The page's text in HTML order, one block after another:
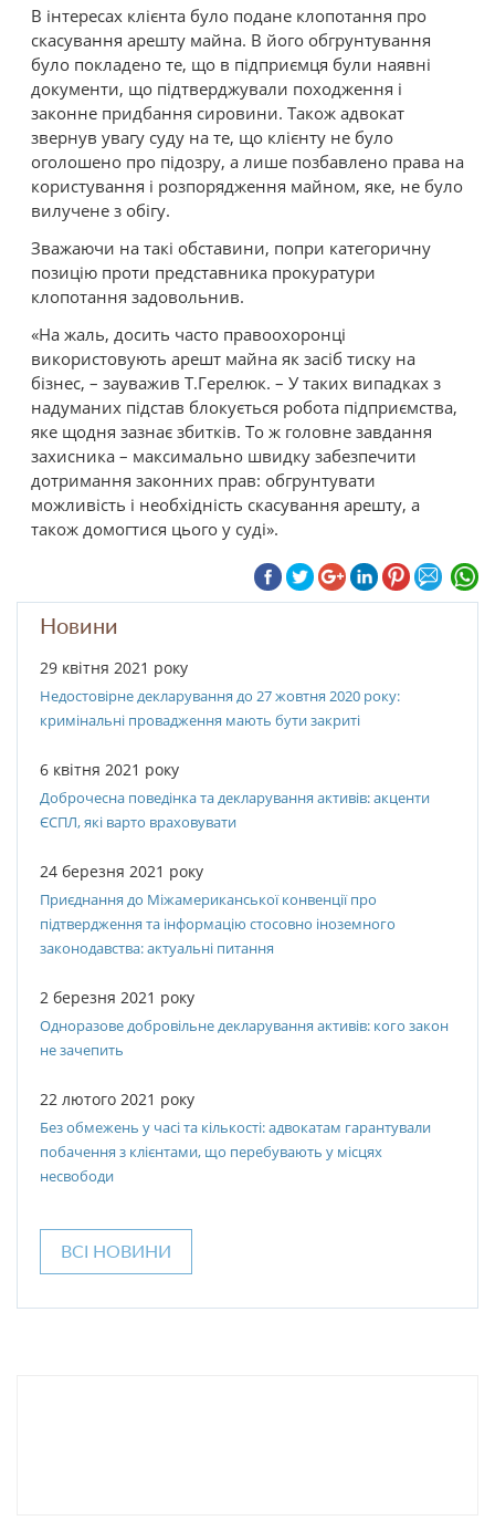
Новини
29 квітня 2021 року
Недостовірне декларування до 27 жовтня 2020 року:
кримінальні провадження мають бути закриті
6 квітня 2021 року
Доброчесна поведінка та декларування активів: акценти
ЄСПЛ, які варто враховувати
24 березня 2021 року
Приєднання до Міжамериканської конвенції про
підтвердження та інформацію стосовно іноземного
законодавства: актуальні питання
2 березня 2021 року
Одноразове добровільне декларування активів: кого закон
не зачепить
22 лютого 2021 року
Без обмежень у часі та кількості: адвокатам гарантували
побачення з клієнтами, що перебувають у місцях
несвободи
ВСІ НОВИНИ
В інтересах клієнта було подане клопотання про
скасування арешту майна. В його обгрунтування
було покладено те, що в підприємця були наявні
документи, що підтверджували походження і
законне придбання сировини. Також адвокат
звернув увагу суду на те, що клієнту не було
оголошено про підозру, а лише позбавлено права на
користування і розпорядження майном, яке, не було
вилучене з обігу.
Зважаючи на такі обставини, попри категоричну
позицію проти представника прокуратури
клопотання задовольнив.
«На жаль, досить часто правоохоронці
використовують арешт майна як засіб тиску на
бізнес, – зауважив Т.Герелюк. – У таких випадках з
надуманих підстав блокується робота підприємства,
яке щодня зазнає збитків. То ж головне завдання
захисника – максимально швидку забезпечити
дотримання законних прав: обгрунтувати
можливість і необхідність скасування арешту, а
також домогтися цього у суді».